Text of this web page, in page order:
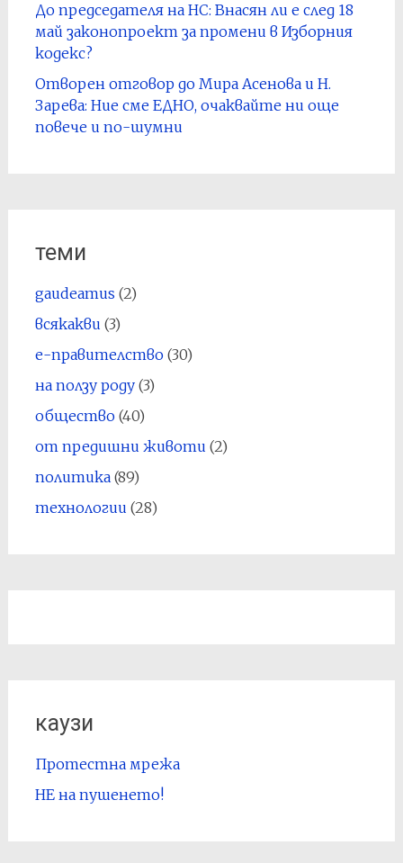
До председателя на НС: Внасян ли е след 18
май законопроект за промени в Изборния
кодекс?
Отворен отговор до Мира Асенова и Н.
Зарева: Ние сме ЕДНО, очаквайте ни още
повече и по-шумни
теми
gaudeamus (2)
всякакви (3)
е-правителство(30)
на ползу роду(3)
общество(40)
от предишни животи (2)
политика(89)
технологии (28)
каузи
Протестна мрежа
НЕ на пушенето!